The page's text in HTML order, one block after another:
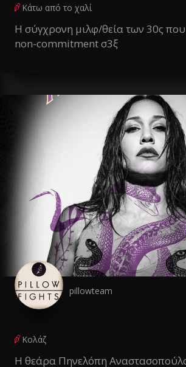
Κάτω από το χαλί
Η σύγχρονη μιλφ/θεία των 30ς
non-commitment σ3ξ
pillowteam
Κολάζ
Η θεάρα Πηνελόπη